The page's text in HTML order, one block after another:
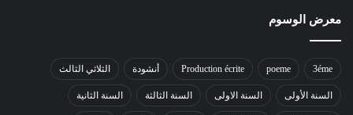
معرض الوسوم
3éme
poeme
Production écrite أنشودة الثلاثي الثالث
السنة الأولى السنة الاولى السنة الثالثة السنة الثانية